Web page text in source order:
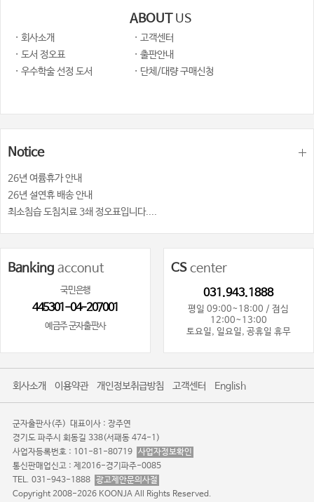
ABOUTUS
· 회사소개
· 고객센터
· 도서 정오표
· 출판안내
· 우수학술 선정 도서
· 단체/대량 구매신청
Notice
26년 여륨휴가 안내
26년 설연휴 배송 안내
최소침습 도침치료 3쇄 정오표입니다....
Banking acconut
국민은행
445301-04-207001
예금주 군자출판사
CScenter
031.943.1888
평일 09:00~18:00 / 점심
12:00~13:00
토요일, 일요일, 공휴일 휴무
회사소개 이용약관 개인정보취급방침 고객센터 English
군자출판사(주) 대표이사 : 장주연
경기도 파주시 회동길 338(서패동 474-1)
사업자등록번호 : 101-81-80719 사업자정보확인
통신판매업신고 : 제2016-경기파주-0085
TEL. 031-943-1888 광고제안문의사절
Copyright 2008-2026 KOONJA All Rights Reserved.